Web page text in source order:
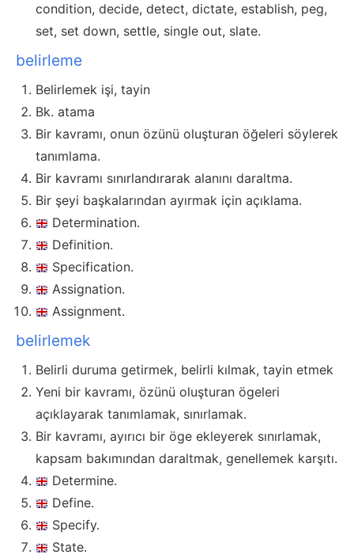
condition, decide, detect, dictate, establish, peg,
set, set down, settle, single out, slate.
belirleme
Belirlemek işi, tayin
Bk. atama
Bir kavramı, onun özünü oluşturan öğeleri söylerek
tanımlama.
Bir kavramı sınırlandırarak alanını daraltma.
Bir şeyi başkalarından ayırmak için açıklama.
Determination.
Definition.
Specification.
Assignation.
Assignment.
belirlemek
Belirli duruma getirmek, belirli kılmak, tayin etmek
Yeni bir kavramı, özünü oluşturan ögeleri
açıklayarak tanımlamak, sınırlamak.
Bir kavramı, ayırıcı bir öge ekleyerek sınırlamak,
kapsam bakımından daraltmak, genellemek karşıtı.
Determine.
Define.
Specify.
State.